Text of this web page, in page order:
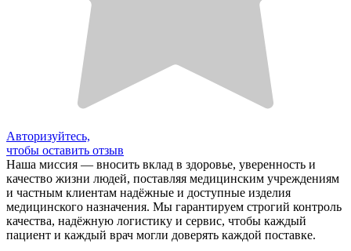
Авторизуйтесь,
чтобы оставить отзыв
Наша миссия — вносить вклад в здоровье, уверенность и
качество жизни людей, поставляя медицинским учреждениям
и частным клиентам надёжные и доступные изделия
медицинского назначения. Мы гарантируем строгий контроль
качества, надёжную логистику и сервис, чтобы каждый
пациент и каждый врач могли доверять каждой поставке.